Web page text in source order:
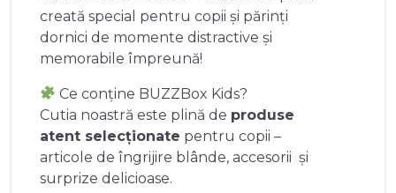
creată special pentru copii și părinți
dornici de momente distractive și
memorabile împreună!
Ce conține BUZZBox Kids?
Cutia noastră este plină de produse
atent selecționate pentru copii –
articole de îngrijire blânde, accesorii și
surprize delicioase.